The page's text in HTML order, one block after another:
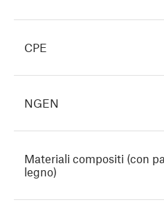
CPE
NGEN
Materiali compositi (con
legno)